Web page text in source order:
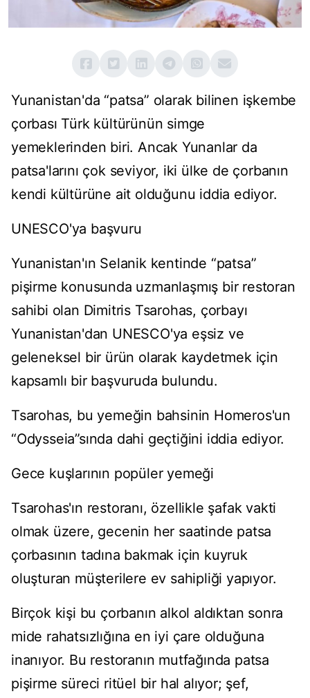
Yunanistan'da “patsa” olarak bilinen işkembe
çorbası Türk kültürünün simge
yemeklerinden biri. Ancak Yunanlar da
patsa'larını çok seviyor, iki ülke de çorbanın
kendi kültürüne ait olduğunu iddia ediyor.
UNESCO'ya başvuru
Yunanistan'ın Selanik kentinde “patsa”
pişirme konusunda uzmanlaşmış bir restoran
sahibi olan Dimitris Tsarohas, çorbayı
Yunanistan'dan UNESCO'ya eşsiz ve
geleneksel bir ürün olarak kaydetmek için
kapsamlı bir başvuruda bulundu.
Tsarohas, bu yemeğin bahsinin Homeros'un
“Odysseia”sında dahi geçtiğini iddia ediyor.
Gece kuşlarının popüler yemeği
Tsarohas'ın restoranı, özellikle şafak vakti
olmak üzere, gecenin her saatinde patsa
çorbasının tadına bakmak için kuyruk
oluşturan müşterilere ev sahipliği yapıyor.
Birçok kişi bu çorbanın alkol aldıktan sonra
mide rahatsızlığına en iyi çare olduğuna
inanıyor. Bu restoranın mutfağında patsa
pişirme süreci ritüel bir hal alıyor; şef,